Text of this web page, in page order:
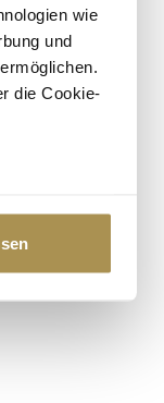
wie
und
die Cookie-
zu können